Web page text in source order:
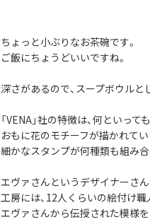
ちょっと小ぶりなお茶碗です。
ご飯にちょうどいいですね。
深さがあるので、スープボウルと
「VENA」社の特徴は、何といって
おもに花のモチーフが描かれてい
細かなスタンプが何種類も組み合
エヴァさんというデザイナーさ
工房には、12人くらいの絵付け職
エヴァさんから伝授された模様